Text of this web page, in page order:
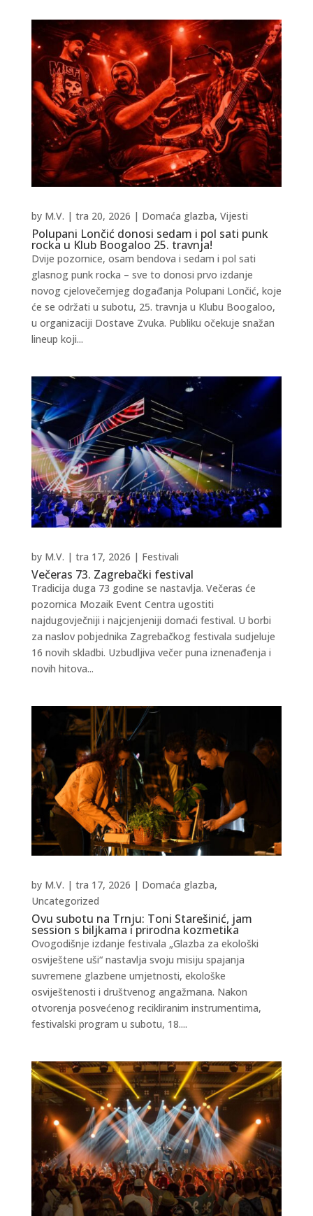
Polupani Lončić donosi sedam i pol sati punk
rocka u Klub Boogaloo 25. travnja!
by M.V. | tra 20, 2026 | Domaća glazba, Vijesti
Dvije pozornice, osam bendova i sedam i pol sati
glasnog punk rocka – sve to donosi prvo izdanje
novog cjelovečernjeg događanja Polupani Lončić, koje
će se održati u subotu, 25. travnja u Klubu Boogaloo,
u organizaciji Dostave Zvuka. Publiku očekuje snažan
lineup koji...
Večeras 73. Zagrebački festival
by M.V. | tra 17, 2026 | Festivali
Tradicija duga 73 godine se nastavlja. Večeras će
pozornica Mozaik Event Centra ugostiti
najdugovječniji i najcjenjeniji domaći festival. U borbi
za naslov pobjednika Zagrebačkog festivala sudjeluje
16 novih skladbi. Uzbudljiva večer puna iznenađenja i
novih hitova...
Ovu subotu na Trnju: Toni Starešinić, jam
session s biljkama i prirodna kozmetika
by M.V. | tra 17, 2026 | Domaća glazba,
Uncategorized
Ovogodišnje izdanje festivala „Glazba za ekološki
osviještene uši“ nastavlja svoju misiju spajanja
suvremene glazbene umjetnosti, ekološke
osviještenosti i društvenog angažmana. Nakon
otvorenja posvećenog recikliranim instrumentima,
festivalski program u subotu, 18....